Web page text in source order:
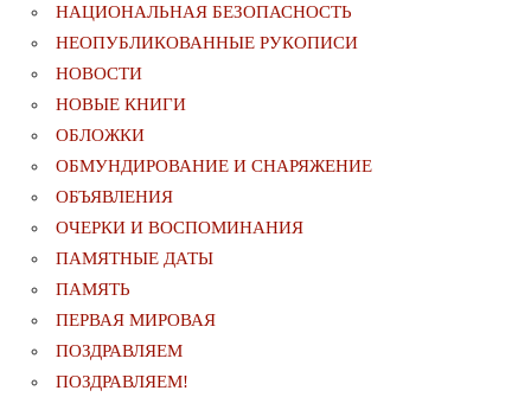
НАЦИОНАЛЬНАЯ БЕЗОПАСНОСТЬ
НЕОПУБЛИКОВАННЫЕ РУКОПИСИ
НОВОСТИ
НОВЫЕ КНИГИ
ОБЛОЖКИ
ОБМУНДИРОВАНИЕ И СНАРЯЖЕНИЕ
ОБЪЯВЛЕНИЯ
ОЧЕРКИ И ВОСПОМИНАНИЯ
ПАМЯТНЫЕ ДАТЫ
ПАМЯТЬ
ПЕРВАЯ МИРОВАЯ
ПОЗДРАВЛЯЕМ
ПОЗДРАВЛЯЕМ!